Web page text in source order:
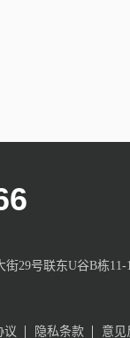
29号联东U谷B栋11-
议 隐私条款 意见